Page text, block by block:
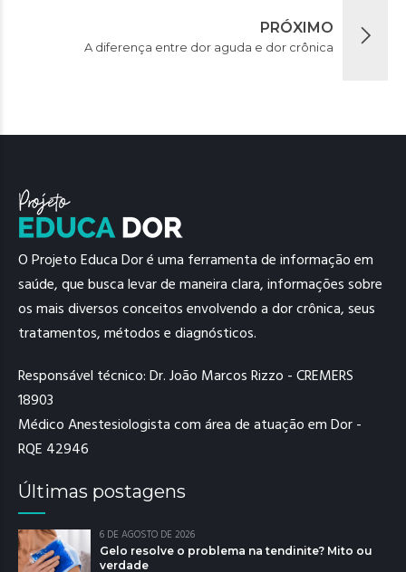
PRÓXIMO
A diferença entre dor aguda e dor crônica
O Projeto Educa Dor é uma ferramenta de informação em
saúde, que busca levar de maneira clara, informações sobre
os mais diversos conceitos envolvendo a dor crônica, seus
tratamentos, métodos e diagnósticos.
Responsável técnico: Dr. João Marcos Rizzo - CREMERS
18903
Médico Anestesiologista com área de atuação em Dor -
RQE 42946
Últimas postagens
6 DE AGOSTO DE 2026
Gelo resolve o problema na tendinite? Mito ou
verdade